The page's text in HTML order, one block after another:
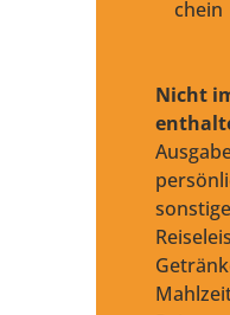
chein
Nicht